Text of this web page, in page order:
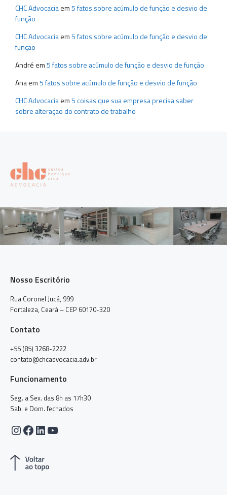
CHC Advocaciaem5 fatos sobre acúmulo de função e desvio de
função
CHC Advocaciaem5 fatos sobre acúmulo de função e desvio de
função
André em5 fatos sobre acúmulo de função e desvio de função
Anaem5 fatos sobre acúmulo de função e desvio de função
CHC Advocaciaem5 coisas que sua empresa precisa saber
sobre alteração do contrato de trabalho
Nosso Escritório
Rua Coronel Jucá, 999
Fortaleza, Ceará – CEP 60170-320
Contato
+55 (85) 3268-2222
contato@chcadvocacia.adv.br
Funcionamento
Seg. a Sex. das 8h as 17h30
Sab. e Dom. fechados
Instagram
Facebook
LinkedIn
Youtube